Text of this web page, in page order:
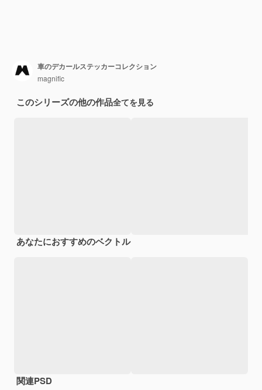
車のデカールステッカーコレクション
magnific
このシリーズの他の作品全てを見る
あなたにおすすめのベクトル
関連PSD